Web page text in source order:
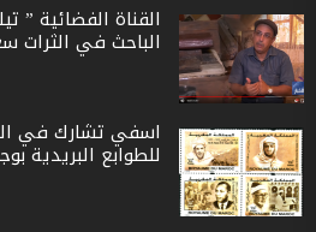
القناة الفضائية
الباحث في الثرات
اسفي تشارك في
للطوابع البريدية